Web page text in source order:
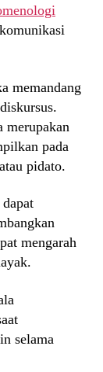
memandang
merupakan
pada
pidato.
mengarah
selama